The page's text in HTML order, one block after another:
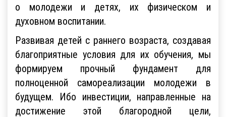
о молодежи и детях, их физическом и
духовном воспитании.
Развивая детей с раннего возраста, создавая
благоприятные условия для их обучения, мы
формируем прочный фундамент для
полноценной самореализации молодежи в
будущем. Ибо инвестиции, направленные на
достижение этой благородной цели,